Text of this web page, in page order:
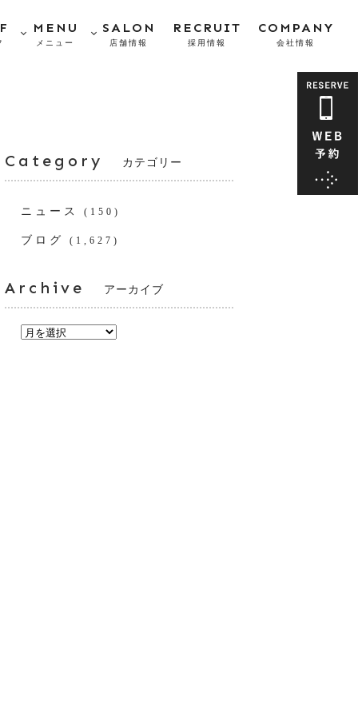
MENU
メニュー
SALON
店舗情報
RECRUIT
採用情報
COMPANY
会社情報
Category カテゴリー
ニュース (150)
ブログ (1,627)
Archive アーカイブ